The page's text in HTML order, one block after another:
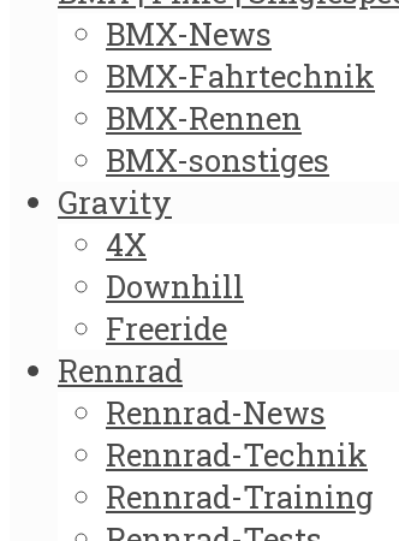
BMX-News
BMX-Fahrtechnik
BMX-Rennen
BMX-sonstiges
Gravity
4X
Downhill
Freeride
Rennrad
Rennrad-News
Rennrad-Technik
Rennrad-Training